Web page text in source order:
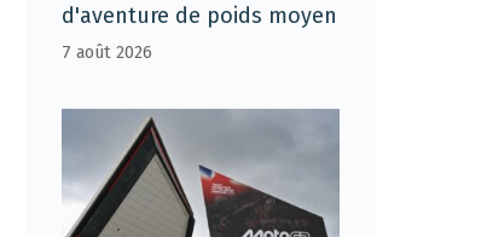
d'aventure de poids moyen
7 août 2026